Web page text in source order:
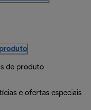
de produto
e ofertas especiais